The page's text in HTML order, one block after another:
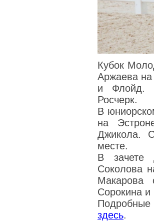
Кубок
Аржаева
и Флойд.
Росчерк.
В
на
Джикола.
месте.
В зачете
Соколова
Сорокина
Подробные
здесь.